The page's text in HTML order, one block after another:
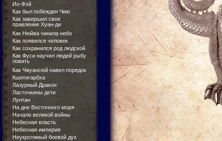
Ио-Фэй
Как был побежден Чию
Как завершил свое
правление Хуан-ди
Как Нюйва чинила небо
Как появился человек
Как сохранился род людской
Как Фуси научил людей рыбу
ловить
Как Чжуансюй навел порядок
Кшитигарбха
Лазурный Дракон
Ласточкины дети
Лунтан
На дне Восточного моря
Начало великой войны
Небесная власть
Небесная империя
Неукротимый боевой дух